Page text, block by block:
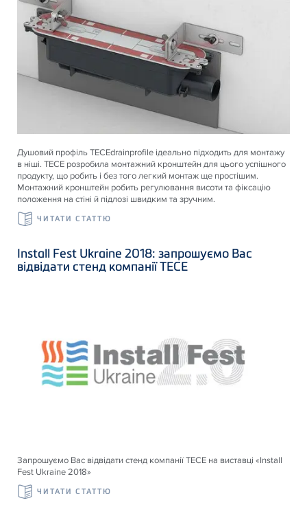
Душовий профільTECEdrainprofile ідеально підходить для монтажу
в ніші. TECE розробила монтажний кронштейн для цього успішного
продукту, що робить і без того легкий монтаж ще простішим.
Монтажний кронштейн робить регулювання висоти та фіксацію
положення на стіні й підлозі швидким та зручним.
ЧИТАТИ СТАТТЮ
Запрошуємо Вас відвідати стенд компанії ТЕСЕ на виставці «Install
Fest Ukraine 2018»
ЧИТАТИ СТАТТЮ
Install Fest Ukraine 2018: запрошуємо Вас
відвідати стенд компанії ТЕСЕ